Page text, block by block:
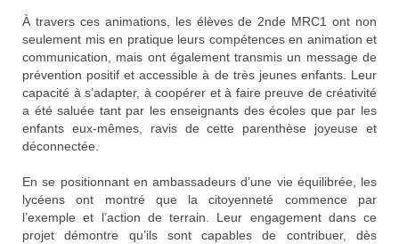
À travers ces animations, les élèves de 2nde MRC1 ont non
seulement mis en pratique leurs compétences en animation et
communication, mais ont également transmis un message de
prévention positif et accessible à de très jeunes enfants. Leur
capacité à s’adapter, à coopérer et à faire preuve de créativité
a été saluée tant par les enseignants des écoles que par les
enfants eux-mêmes, ravis de cette parenthèse joyeuse et
déconnectée.
En se positionnant en ambassadeurs d’une vie équilibrée, les
lycéens ont montré que la citoyenneté commence par
l’exemple et l’action de terrain. Leur engagement dans ce
projet démontre qu’ils sont capables de contribuer, dès